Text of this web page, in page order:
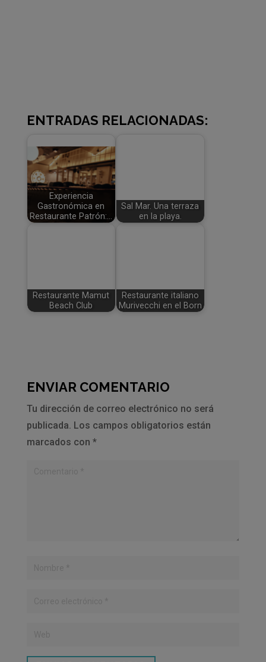
ENTRADAS RELACIONADAS:
Experiencia
Gastronómica en
Restaurante Patrón:…
Sal Mar. Una terraza
en la playa.
Restaurante Mamut
Beach Club
Restaurante italiano
Murivecchi en el Born
ENVIAR COMENTARIO
Tu dirección de correo electrónico no será
publicada. Los campos obligatorios están
marcados con *